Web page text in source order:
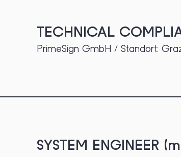
TECHNICAL
PrimeSign GmbH / Standort:
SYSTEM ENGINEER